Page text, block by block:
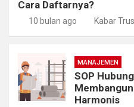
Cara Daftarnya?
10 bulan ago Kabar
MANAJEMEN
SOP
Harmonis